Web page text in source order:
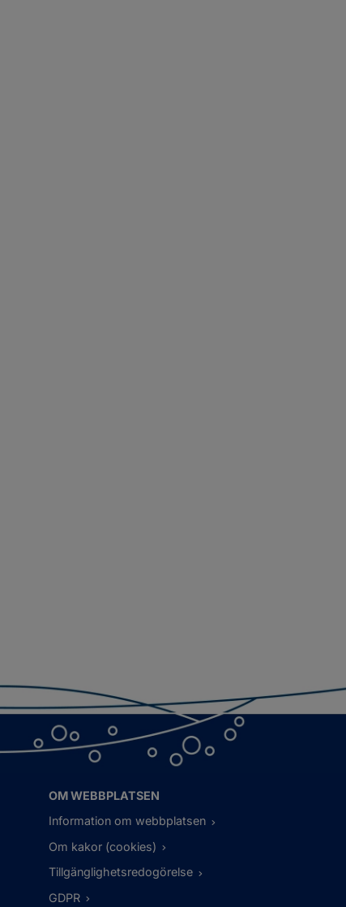
OM WEBBPLATSEN
Information om webbplatsen
Om kakor (cookies)
Tillgänglighetsredogörelse
GDPR